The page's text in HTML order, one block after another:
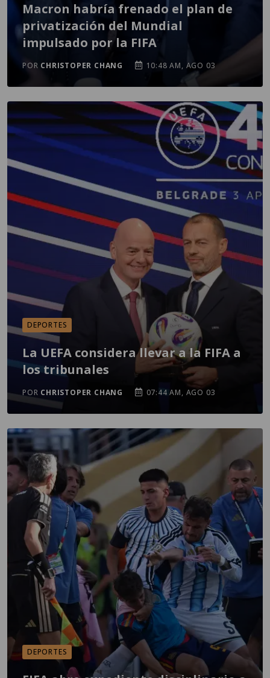
Macron habría frenado el plan de
privatización del Mundial
impulsado por la FIFA
POR CHRISTOPER CHANG 10:48 AM, AGO 03
DEPORTES
La UEFA considera llevar a la FIFA a
los tribunales
POR CHRISTOPER CHANG 07:44 AM, AGO 03
DEPORTES